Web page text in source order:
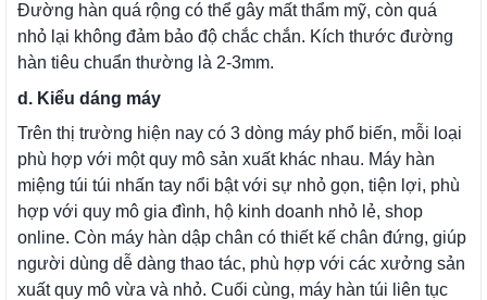
Đường hàn quá rộng có thể gây mất thẩm mỹ, còn quá
nhỏ lại không đảm bảo độ chắc chắn. Kích thước đường
hàn tiêu chuẩn thường là 2-3mm.
d. Kiểu dáng máy
Trên thị trường hiện nay có 3 dòng máy phổ biến, mỗi loại
phù hợp với một quy mô sản xuất khác nhau. Máy hàn
miệng túi túi nhấn tay nổi bật với sự nhỏ gọn, tiện lợi, phù
hợp với quy mô gia đình, hộ kinh doanh nhỏ lẻ, shop
online. Còn máy hàn dập chân có thiết kế chân đứng, giúp
người dùng dễ dàng thao tác, phù hợp với các xưởng sản
xuất quy mô vừa và nhỏ. Cuối cùng, máy hàn túi liên tục